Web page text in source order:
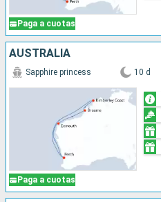
Paga a cuotas
AUSTRALIA
Paga a cuotas
Sapphire princess 10 d